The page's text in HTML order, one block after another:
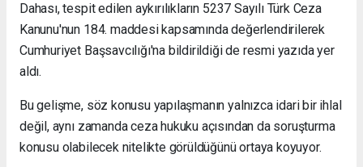
Dahası, tespit edilen aykırılıkların 5237 Sayılı Türk Ceza
Kanunu'nun 184. maddesi kapsamında değerlendirilerek
Cumhuriyet Başsavcılığı'na bildirildiği de resmi yazıda yer
aldı.
Bu gelişme, söz konusu yapılaşmanın yalnızca idari bir ihlal
değil, aynı zamanda ceza hukuku açısından da soruşturma
konusu olabilecek nitelikte görüldüğünü ortaya koyuyor.